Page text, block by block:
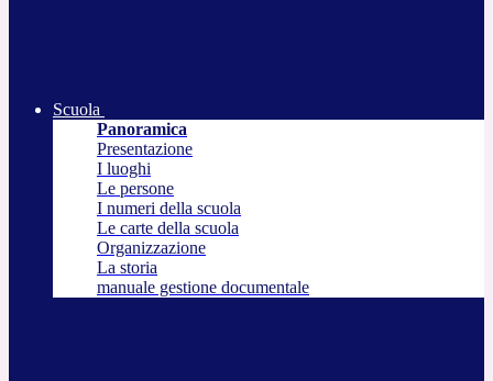
Scuola
Panoramica
Presentazione
I luoghi
Le persone
I numeri della scuola
Le carte della scuola
Organizzazione
La storia
manuale gestione documentale